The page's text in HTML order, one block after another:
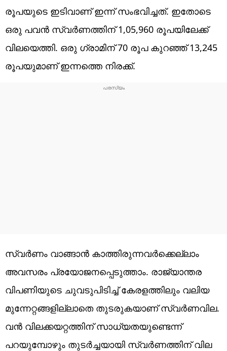
രൂപയുടെ ഇടിവാണ് ഇന്ന് സംഭവിച്ചത്. ഇതോടെ
ഒരു പവന്‍ സ്വര്‍ണത്തിന് 1,05,960 രൂപയിലേക്ക്
വിലയെത്തി. ഒരു ഗ്രാമിന് 70 രൂപ കുറഞ്ഞ് 13,245
രൂപയുമാണ് ഇന്നത്തെ നിരക്ക്.
സ്വര്‍ണം വാങ്ങാന്‍ കാത്തിരുന്നവര്‍ക്കെല്ലാം
അവസരം പ്രയോജനപ്പെടുത്താം. രാജ്യാന്തര
വിപണിയുടെ ചുവടുപിടിച്ച് കേരളത്തിലും വലിയ
മുന്നേറ്റങ്ങളില്ലാതെ തുടരുകയാണ് സ്വര്‍ണവില.
വന്‍ വിലക്കയറ്റത്തിന് സാധ്യതയുണ്ടെന്ന്
പറയുമ്പോഴും തുടര്‍ച്ചയായി സ്വര്‍ണത്തിന് വില